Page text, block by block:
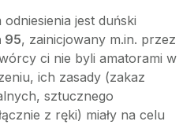
jest duński
95, zainicjowany m.in. przez
ci nie byli amatorami w
ich zasady (zakaz
sztucznego
z ręki) miały na celu